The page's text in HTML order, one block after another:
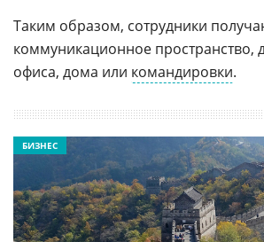
Таким образом, сотрудники
коммуникационное пространство,
офиса, дома или командировки.
БИЗНЕС